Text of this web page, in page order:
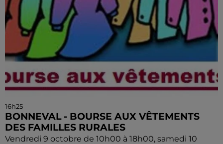
16h25
BONNEVAL - BOURSE AUX VÊTEMENTS
DES FAMILLES RURALES
Vendredi 9 octobre de 10h00 à 18h00, samedi 10